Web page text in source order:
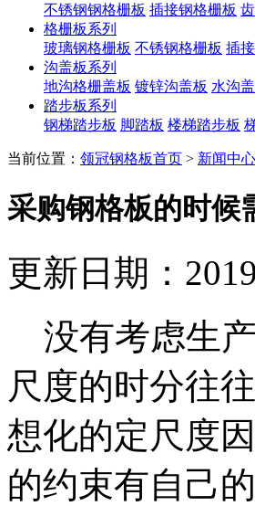
不锈钢钢格栅板 插接钢格栅板
格栅板系列
玻璃钢格栅板 不锈钢格栅板 插
沟盖板系列
地沟格栅盖板 镀锌沟盖板 水沟
踏步板系列
钢梯踏步板 脚踏板 楼梯踏步板
当前位置： 领冠钢格板首页 > 新闻中心
采购钢格板的时候
更新日期：
没有考虑生
尺度的时分往
想化的定尺度
的约束有自己